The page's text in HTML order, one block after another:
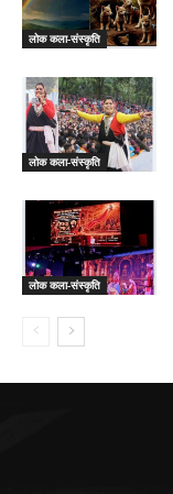
लोक कला-संस्कृति
लोक कला-संस्कृति
लोक कला-संस्कृति